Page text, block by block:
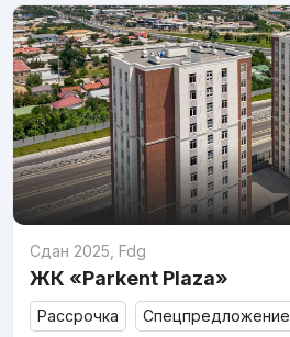
Сдан 2025 Fdg
ЖК «Parkent Plaza»
Рассрочка Спецпредложение